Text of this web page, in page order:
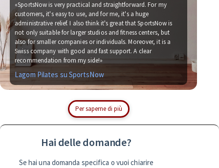
«SportsNow is very practical and straightforward. For my
customers, it's easy to use, and for me, it's a huge
administrative relief. I also think it's great that SportsNow is
not only suitable for larger studios and fitness centers, but
also for smaller companies or individuals. Moreover, it is a
Swiss company with good and fast support. A clear
recommendation from my side!»
Lagom Pilates su SportsNow
Per saperne di più
Hai delle domande?
Se hai una domanda specifica o vuoi chiarire